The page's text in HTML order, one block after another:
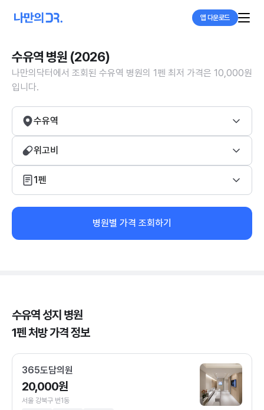
앱 다운로드
수유역 병원 (2026)
나만의닥터에서 조회된 수유역 병원의 1펜 최저 가격은 10,000원
입니다.
수유역
위고비
1펜
병원별 가격 조회하기
수유역 성지 병원
1펜 처방 가격 정보
365도담의원
20,000원
서울 강북구 번1동